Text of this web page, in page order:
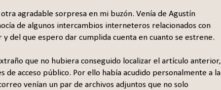
agradable sorpresa en mi buzón. Venía de Agustín
de algunos intercambios interneteros relacionados con
del que espero dar cumplida cuenta en cuanto se estrene.
que no hubiera conseguido localizar el artículo anterior,
de acceso público. Por ello había acudido personalmente a la
venían un par de archivos adjuntos que no solo